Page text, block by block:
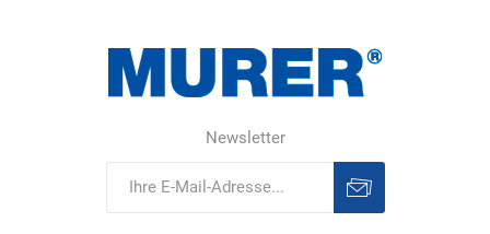
Newsletter